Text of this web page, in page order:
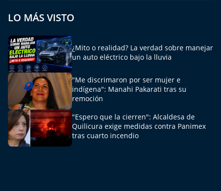
LO MÁS VISTO
¿Mito o realidad? La verdad sobre manejar
un auto eléctrico bajo la lluvia
"Me discrimaron por ser mujer e
indígena": Manahi Pakarati tras su
remoción
"Espero que la cierren": Alcaldesa de
Quilicura exige medidas contra Panimex
tras cuarto incendio